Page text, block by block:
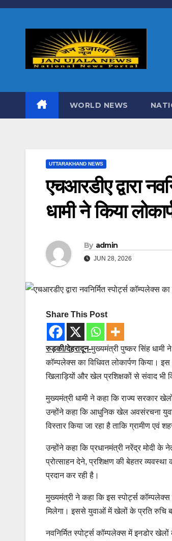
Skip
WORLD NEWS
UTTARAKHAND NEWS
एचआरडीए द्वारा
धामी ने किया
By admin
JUN 28, 2026
Share This Post
रुड़की/देहरादून-मुख्यमंत्री पुष्कर सिंह धामी
कॉम्पलेक्स का विधिवत लोकार्पण किया।
खिलाड़ियों और खेल प्रशिक्षकों से संवाद भी
मुख्यमंत्री धामी ने कहा कि राज्य सरकार
उन्होंने कहा कि आधुनिक खेल अवसंरचना
विस्तार किया जा रहा है ताकि ग्रामीण एवं
उन्होंने कहा कि प्रधानमंत्री नरेंद्र मोदी
प्रोत्साहन देने, प्रशिक्षण की बेहतर
प्रदान कर रही है।
मुख्यमंत्री ने कहा कि इस स्पोर्ट्स
मिलेगा। इससे युवाओं में खेलों के प्रति रुचि
नवनिर्मित स्पोर्ट्स कॉम्पलेक्स में इनडोर